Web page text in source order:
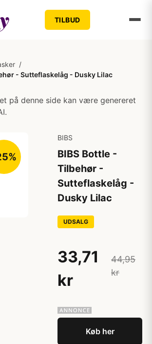
TILBUD
/
- Sutteflaskelåg - Dusky Lilac
på denne side kan være genereret
BIBS
BIBS Bottle -
Tilbehør -
Sutteflaskelåg -
Dusky Lilac
UDSALG
33,71
kr
44,95
kr
Køb her